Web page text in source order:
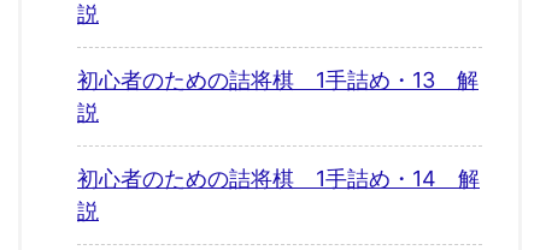
説
初心者のための詰将棋 1手詰め・13 解
説
初心者のための詰将棋 1手詰め・14 解
説